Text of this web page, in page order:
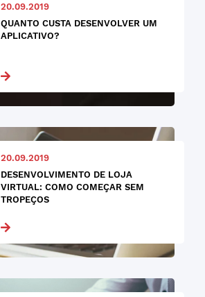
20.09.2019
QUANTO CUSTA DESENVOLVER UM
APLICATIVO?
20.09.2019
DESENVOLVIMENTO DE LOJA
VIRTUAL: COMO COMEÇAR SEM
TROPEÇOS